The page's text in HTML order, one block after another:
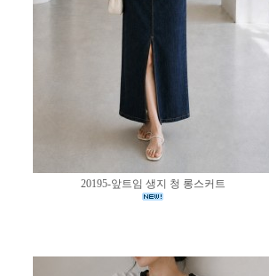
20195-앞트임 생지 청 롱스커트